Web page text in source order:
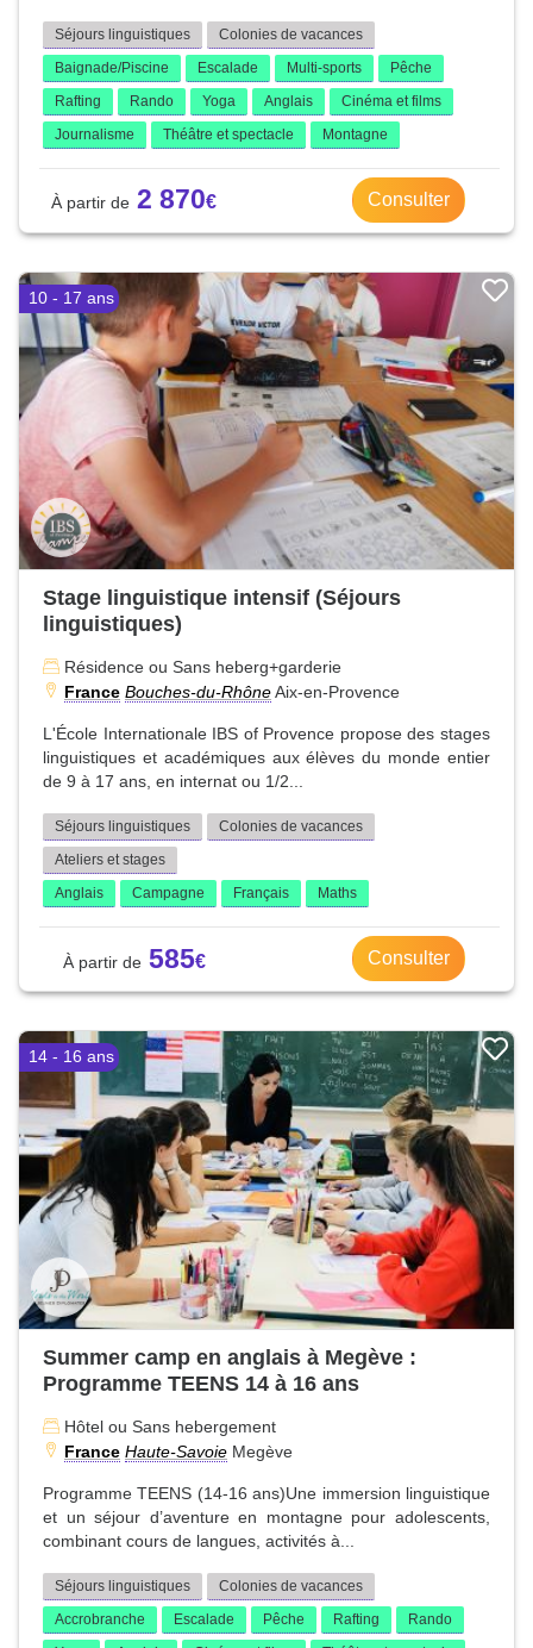
Séjours linguistiques
Colonies de vacances
Baignade/Piscine
Escalade Multi-sports
Pêche
Rafting
Rando Yoga Anglais
Cinéma et films
Journalisme
Théâtre et spectacle Montagne
2 870 Consulter
10 - 17 ans
Stage linguistique intensif (Séjours
linguistiques)
Résidence ou Sans heberg+garderie
France Bouches-du-RhôneAix-en-Provence
L'École Internationale IBS of Provence propose des stages
linguistiques et académiques aux élèves du monde entier
de 9 à 17 ans, en internat ou 1/2...
Séjours linguistiques
Colonies de vacances
Ateliers et stages
Anglais
Campagne Français Maths
585 Consulter
14 - 16 ans
Summer camp en anglais à Megève :
Programme TEENS 14 à 16 ans
Hôtel ou Sans hebergement
France Haute-Savoie Megève
Programme TEENS (14-16 ans)Une immersion linguistique
et un séjour d’aventure en montagne pour adolescents,
combinant cours de langues, activités à...
Séjours linguistiques
Colonies de vacances
Accrobranche
Escalade Pêche Rafting
Rando